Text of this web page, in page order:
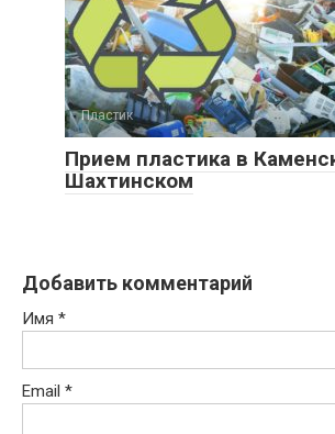
Пластик
Прием пластика в
Шахтинском
Добавить комментарий
Имя *
Email *